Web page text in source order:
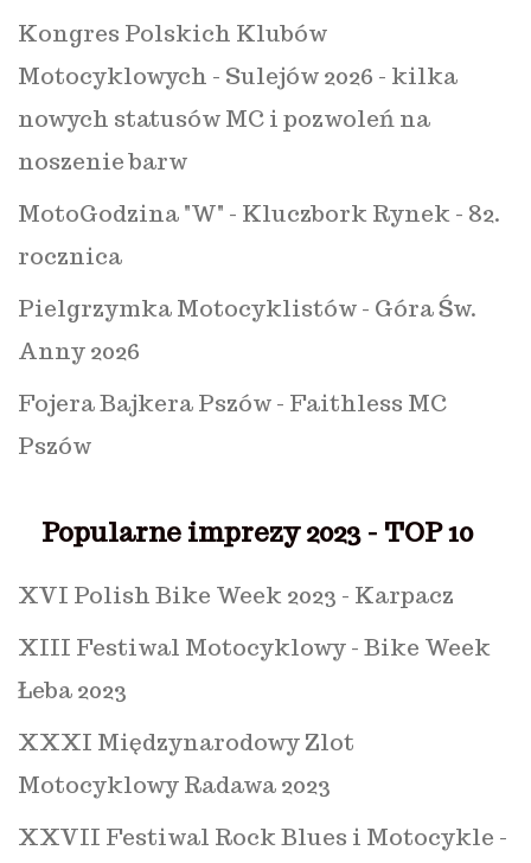
Kongres Polskich Klubów
Motocyklowych - Sulejów 2026 - kilka
nowych statusów MC i pozwoleń na
noszenie barw
MotoGodzina "W" - Kluczbork Rynek - 82.
rocznica
Pielgrzymka Motocyklistów - Góra Św.
Anny 2026
Fojera Bajkera Pszów - Faithless MC
Pszów
Popularne imprezy 2023 - TOP 10
XVI Polish Bike Week 2023 - Karpacz
XIII Festiwal Motocyklowy - Bike Week
Łeba 2023
XXXI Międzynarodowy Zlot
Motocyklowy Radawa 2023
XXVII Festiwal Rock Blues i Motocykle -